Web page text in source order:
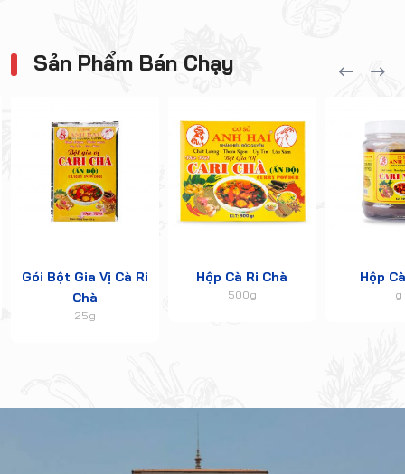
Sản Phẩm Bán Chạy
Gói Bột Gia Vị Cà Ri
Chà
25g
Hộp Cà Ri Chà
500g
Hộp
g